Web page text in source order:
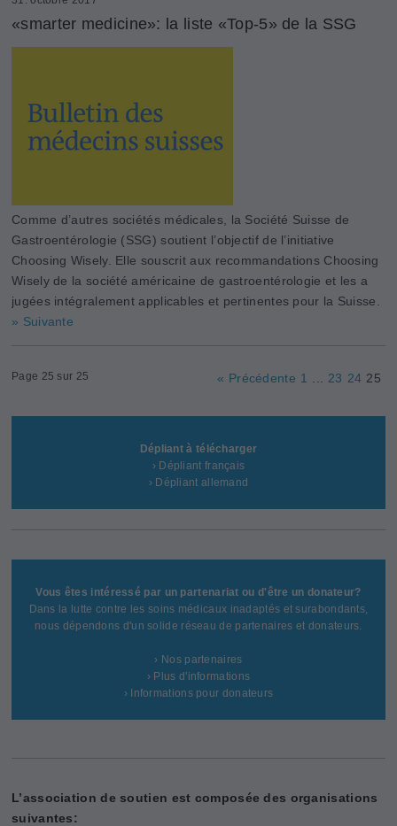
«smarter medicine»: la liste «Top-5» de la SSG
Comme d’autres sociétés médicales, la Société Suisse de
Gastroentérologie (SSG) soutient l’objectif de l’initiative
Choosing Wisely. Elle souscrit aux recommandations Choosing
Wisely de la société américaine de gastroentérologie et les a
jugées intégralement applicables et pertinentes pour la Suisse.
» Suivante
Page 25 sur 25 « Précédente 1 23 24 25
Dépliant à télécharger
› Dépliant français
› Dépliant allemand
Vous êtes intéressé par un partenariat ou d'être un donateur?
Dans la lutte contre les soins médicaux inadaptés et surabondants,
nous dépendons d'un solide réseau de partenaires et donateurs.
› Nos partenaires
› Plus d'informations
› Informations pour donateurs
L’association de soutien est composée des organisations
suivantes: